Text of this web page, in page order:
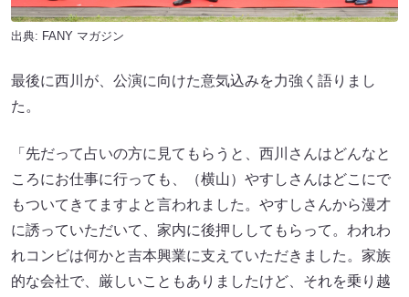
出典: FANY マガジン
最後に西川が、公演に向けた意気込みを力強く語りまし
た。
「先だって占いの方に見てもらうと、西川さんはどんなと
ころにお仕事に行っても、（横山）やすしさんはどこにで
もついてきてますよと言われました。やすしさんから漫才
に誘っていただいて、家内に後押ししてもらって。われわ
れコンビは何かと吉本興業に支えていただきました。家族
的な会社で、厳しいこともありましたけど、それを乗り越